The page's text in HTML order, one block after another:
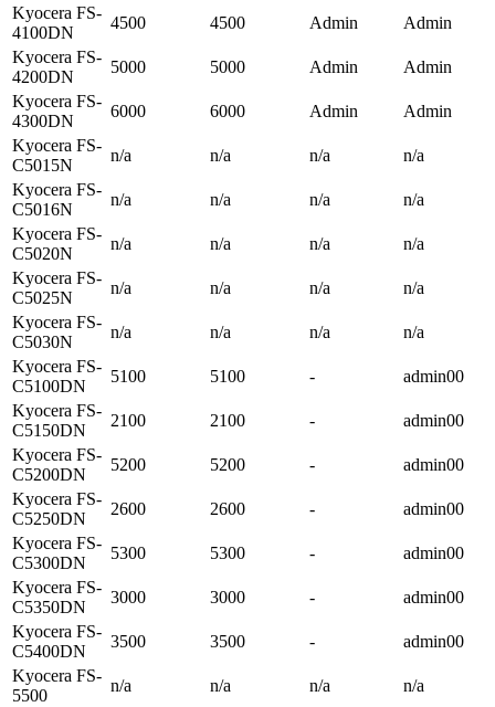
Kyocera FS-
4100DN
4500 4500 Admin
Admin
Kyocera FS-
4200DN
5000 5000 Admin
Admin
Kyocera FS-
4300DN
6000 6000 Admin
Admin
Kyocera FS-
C5015N
n/a n/a n/a
n/a
Kyocera FS-
C5016N
n/a n/a n/a
n/a
Kyocera FS-
C5020N
n/a n/a n/a
n/a
Kyocera FS-
C5025N
n/a n/a n/a
n/a
Kyocera FS-
C5030N
n/a n/a n/a
n/a
Kyocera FS-
C5100DN
5100 5100 -
admin00
Kyocera FS-
C5150DN
2100 2100 -
admin00
Kyocera FS-
C5200DN
5200 5200 -
admin00
Kyocera FS-
C5250DN
2600 2600 -
admin00
Kyocera FS-
C5300DN
5300 5300 -
admin00
Kyocera FS-
C5350DN
3000 3000 -
admin00
Kyocera FS-
C5400DN
3500 3500 -
admin00
Kyocera FS-
5500
n/a n/a n/a
n/a